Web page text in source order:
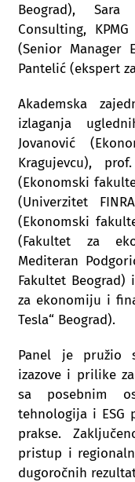
Beograd),
Consulting,
(Senior Manager
Pantelić (ekspert
Akademska
izlaganja
Jovanović
Kragujevcu),
(Ekonomski
(Univerzitet
(Ekonomski
(Fakultet za
Mediteran
Fakultet
za ekonomiju i
Tesla“ Beograd).
Panel je pružio
izazove i prilike
sa posebnim
tehnologija i ESG
prakse.
pristup i
dugoročnih